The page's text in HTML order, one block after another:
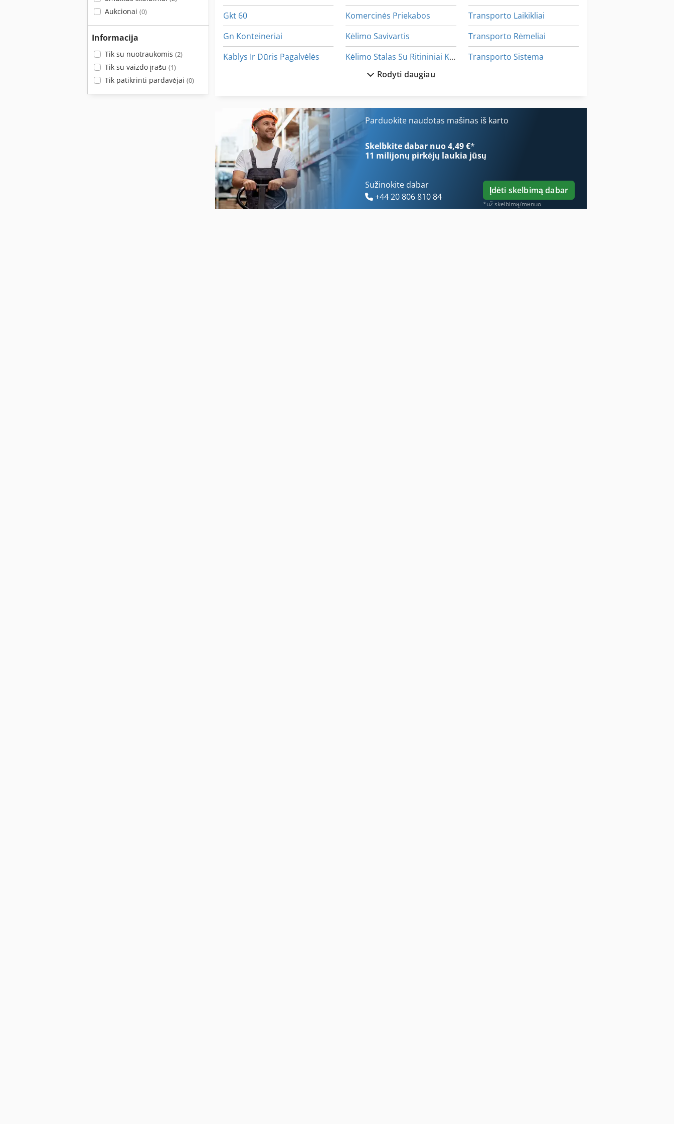
Aukcionai (0)
Informacija
Tik su nuotraukomis (2)
Tik su vaizdo įrašu (1)
Tik patikrinti pardavėjai (0)
Gkt 60
Gn Konteineriai
Kablys Ir Dūris Pagalvėlės
Kaip Susisiekti Su Šlifavimo Staklės
Kgs 1670
Komercinės Priekabos
Kėlimo Savivartis
Kėlimo Stalas Su Ritininiai Konvejeriai
Mokyti Ir Vadovauti Varžtas
Perforavimo Ir Pjaustymo
Ro Pjovimo Staklės
Transporto Laikikliai
Transporto Rėmeliai
Transporto Sistema
Rodyti daugiau
Parduokite naudotas mašinas iš karto
Skelbkite dabar nuo 4,49 €*
11 milijonų pirkėjų laukia jūsų
Sužinokite dabar
+44 20 806 810 84
Įdėti skelbimą dabar
*už skelbimą/mėnuo